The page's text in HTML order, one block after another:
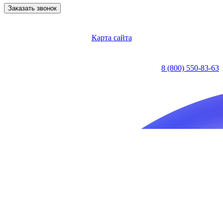
Заказать звонок
Карта сайта
8 (800) 550-83-63